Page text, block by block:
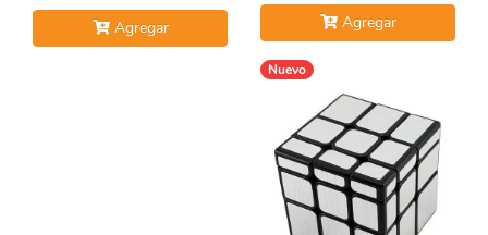
Agregar Agregar
Nuevo